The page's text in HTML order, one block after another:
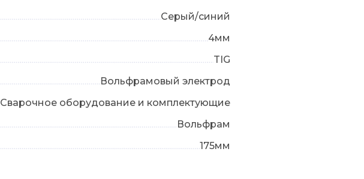
Серый/синий
4мм
TIG
Вольфрамовый электрод
Сварочное оборудование и комплектующие
Вольфрам
175мм